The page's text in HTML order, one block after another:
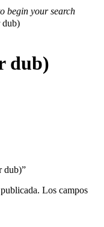
begin your search
dub)
dub)
dub)”
Los campos